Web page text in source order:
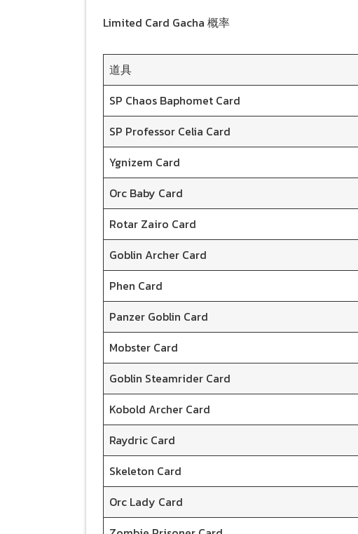
Limited Card Gacha 概率
道具
SP Chaos Baphomet Card
SP Professor Celia Card
Ygnizem Card
Orc Baby Card
Rotar Zairo Card
Goblin Archer Card
Phen Card
Panzer Goblin Card
Mobster Card
Goblin Steamrider Card
Kobold Archer Card
Raydric Card
Skeleton Card
Orc Lady Card